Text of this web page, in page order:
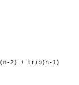
( n-2 ) + trib( n-1 )